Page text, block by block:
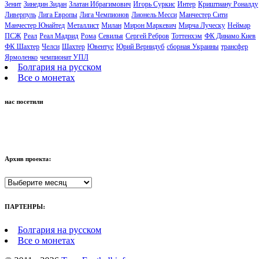
Зенит Зинедин Зидан Златан Ибрагимович Игорь Суркис Интер Криштиану Роналду
Ливерпуль Лига Европы Лига Чемпионов Лионель Месси Манчестер Сити
Манчестер Юнайтед Металлист Милан Мирон Маркевич Мирча Луческу Неймар
ПСЖ Реал Реал Мадрид Рома Севилья Сергей Ребров Тоттенхэм ФК Динамо Киев
ФК Шахтер Челси Шахтер Ювентус Юрий Вернидуб сборная Украины трансфер
Ярмоленко чемпионат УПЛ
Болгария на русском
Все о монетах
нас посетили
Архив проекта:
Архив
ПАРТЕНРЫ:
Болгария на русском
Все о монетах